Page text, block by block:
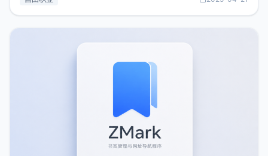
了我的首个产品ImgURL的真实数据和产品现状。自我介绍大